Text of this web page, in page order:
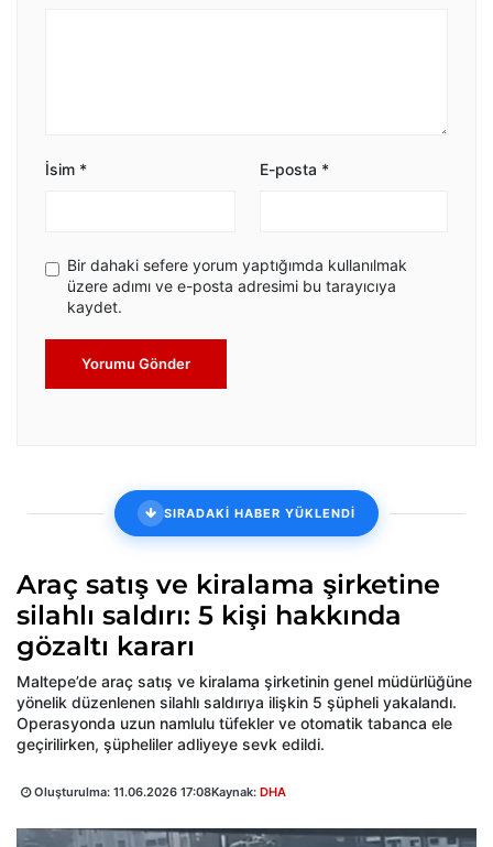
İsim * E-posta *
Bir dahaki sefere yorum yaptığımda kullanılmak
üzere adımı ve e-posta adresimi bu tarayıcıya
kaydet.
Yorumu Gönder
SIRADAKİ HABER YÜKLENDİ
Araç satış ve kiralama şirketine
silahlı saldırı: 5 kişi hakkında
gözaltı kararı
Maltepe’de araç satış ve kiralama şirketinin genel müdürlüğüne
yönelik düzenlenen silahlı saldırıya ilişkin 5 şüpheli yakalandı.
Operasyonda uzun namlulu tüfekler ve otomatik tabanca ele
geçirilirken, şüpheliler adliyeye sevk edildi.
Oluşturulma: 11.06.2026 17:08Kaynak: DHA